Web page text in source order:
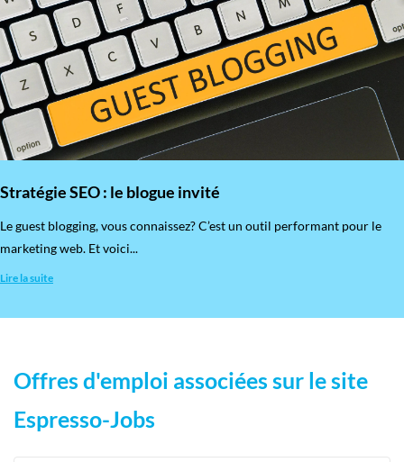
Stratégie SEO : le blogue invité
​Le guest blogging, vous connaissez? C’est un outil performant pour le
marketing web. Et voici...
Lire la suite
Offres d'emploi associées sur le site
Espresso-Jobs